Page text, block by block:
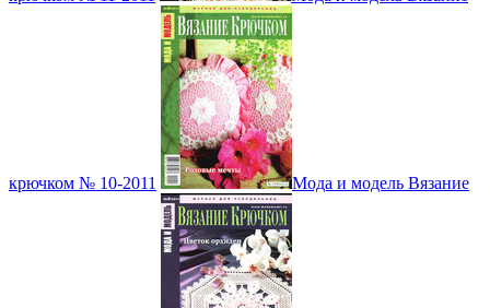
крючком № 10-2011 Мода и модель Вязание